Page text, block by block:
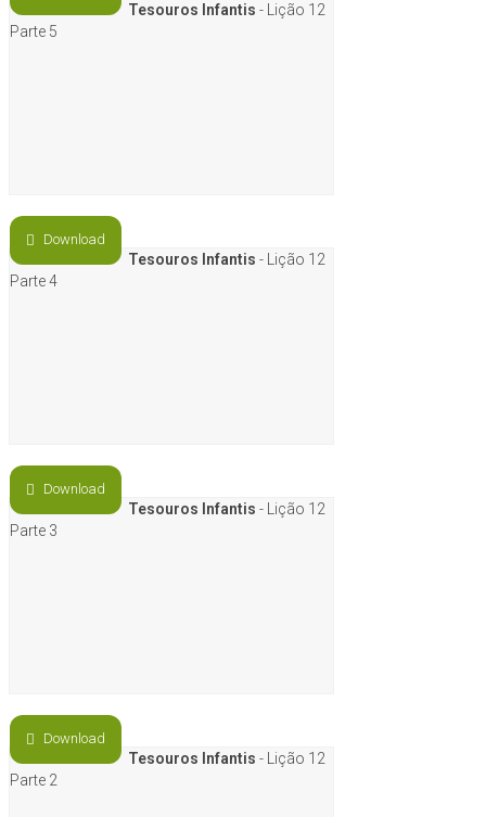
Tesouros Infantis - Lição 12
Parte 5
Download
Tesouros Infantis - Lição 12
Parte 4
Download
Tesouros Infantis - Lição 12
Parte 3
Download
Tesouros Infantis - Lição 12
Parte 2